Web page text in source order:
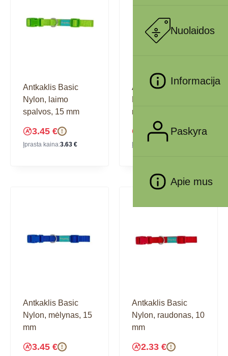
Nuolaidos
Informacija
Paskyra
Apie mus
Antkaklis Basic
Nylon, laimo
spalvos, 15 mm
3.45 € !
Įprasta kaina:3.63 €
Antkaklis Basic
mm
2.33€
Antkaklis Basic
Nylon, mėlynas, 15
mm
3.45 € !
Antkaklis Basic
Nylon, raudonas, 10
mm
2.33 € !